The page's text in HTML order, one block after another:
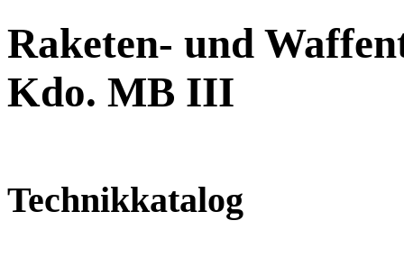
Raketen- und
Kdo. MB III
Technikkatalog